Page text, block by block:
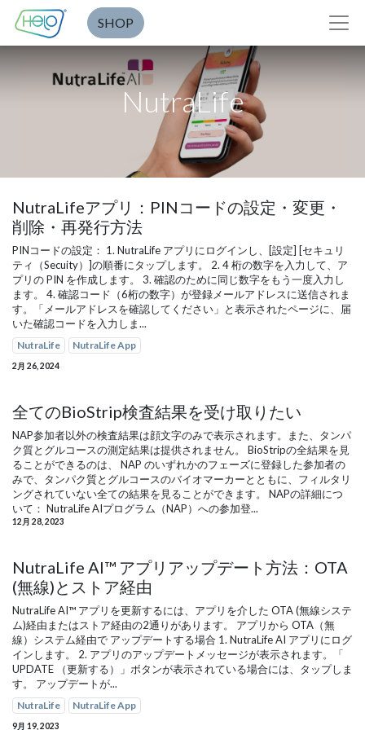
SHOP
NutraLife
NutraLifeアプリ：PINコードの設定・変更・
削除・再発行方法
PINコードの設定： 1. NutraLife アプリにログインし、[設定] [セキュリ
ティ（Secuity）]の順番にタップします。 2. 4 桁の数字を入力して、ア
プリの PIN を作成します。 3. 確認のために同じ数字をもう一度入力し
ます。 4. 確認コード（6桁の数字）が登録メールアドレスに送信されま
す。「メールアドレスを確認してください」と表示されたページに、届
いた確認コードを入力しま...
NutraLife NutraLife App
2月 26, 2024
全てのBioStrip検査結果を受け取りたい
NAP参加者以外の検査結果は顔文字のみで表示されます。また、タンパ
ク質とグルコースの測定結果は提供されません。 BioStripの全結果を見
ることができるのは、 NAP のいずれかのフェーズに登録した参加者の
みで、タンパク質とグルコースのバイオマーカーとともに、フィルタリ
ングされていない全ての結果を見ることができます。 NAPの詳細につ
いて： NutraLife AIプログラム（NAP）への参加登...
12月 28, 2023
NutraLife AI™ アプリアップデート方法：OTA
(無線)とストア経由
NutraLife AI™ アプリを更新するには、アプリを介した OTA (無線システ
ム)経由またはストア経由の2通りがあります。 アプリから OTA（無
線）システム経由で アップデートする場合 1. NutraLife AI アプリにログ
インします。 2. アプリのアップデートメッセージが表示されます。「
UPDATE （更新する）」ボタンが表示されている場合には、タップしま
す。 アップデートが...
NutraLife NutraLife App
9月 19, 2023